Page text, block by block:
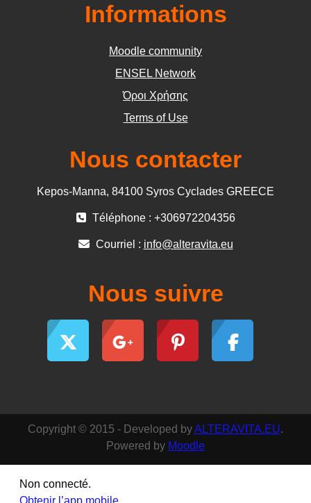
Informations
Moodle community
ΕΝSEL Network
Όροι Χρήσης
Terms of Use
Nous contacter
Kepos-Manna, 84100 Syros Cyclades GREECE
Téléphone : +306972204356
Courriel : info@alteravita.eu
Nous suivre
Copyright © 2015 - Developed byALTERAVITA.EU.
Powered by Moodle
Non connecté.